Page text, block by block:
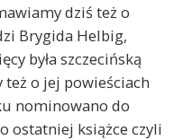
dziś też o
Brygida Helbig,
była szczecińską
o jej powieściach
nominowano do
ostatniej książce czyli